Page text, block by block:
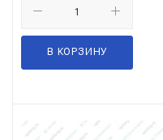
В КОРЗИНУ